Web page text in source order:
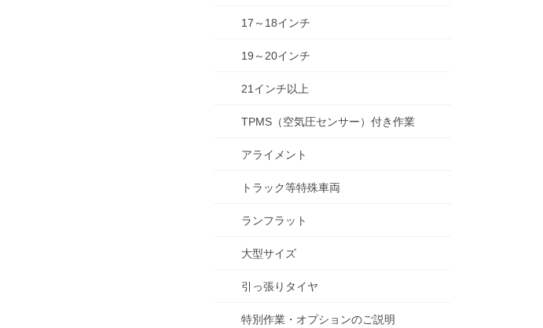
17～18インチ
19～20インチ
21インチ以上
TPMS（空気圧センサー）付き作業
アライメント
トラック等特殊車両
ランフラット
大型サイズ
引っ張りタイヤ
特別作業・オプションのご説明